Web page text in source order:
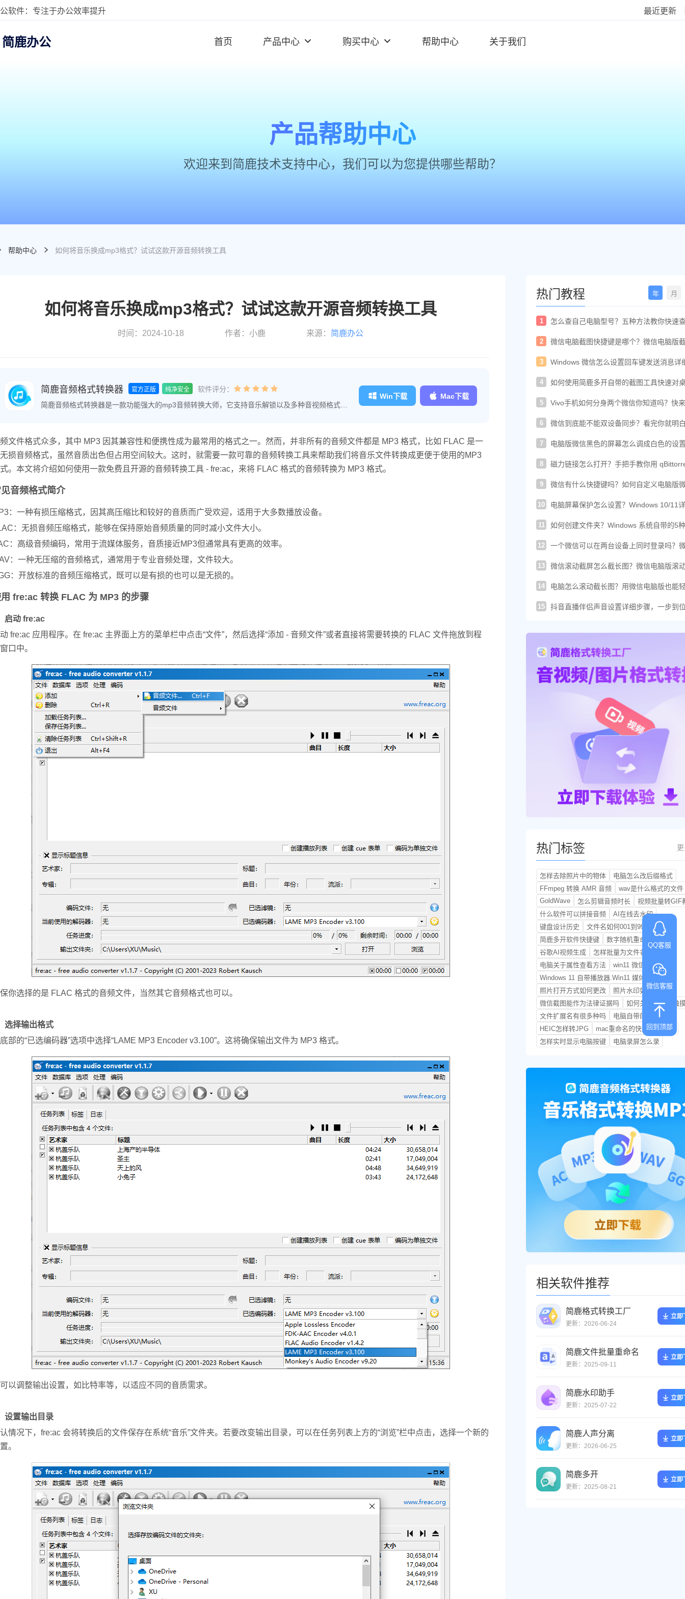
软件：专注于办公效率提升 最近更新
简鹿办公 首页 产品中心 购买中心 帮助中心 关于我们
产品帮助中心
欢迎来到简鹿技术支持中心，我们可以为您提供哪些帮助？
帮助中心 如何将音乐换成mp3格式？试试这款开源音频转换工具
如何将音乐换成mp3格式？试试这款开源音频转换工具
时间：2024-10-18 作者：小鹿 来源： 简鹿办公
简鹿音频格式转换器 官方正版 纯净安全
软件评分：
简鹿音频格式转换器是一款功能强大的mp3音频转换大师，它支持音乐解锁以及多种音视频格式之
Win下载 Mac下载
文件格式众多，其中 MP3 因其兼容性和便携性成为最常用的格式之一。然而，并非所有的音频文件都是 MP3 格式，比如 FLAC 是一
损音频格式，虽然音质出色但占用空间较大。这时，就需要一款可靠的音频转换工具来帮助我们将音乐文件转换成更便于使用的MP3
。本文将介绍如何使用一款免费且开源的音频转换工具 - fre:ac，来将 FLAC 格式的音频转换为 MP3 格式。
音频格式简介
：一种有损压缩格式，因其高压缩比和较好的音质而广受欢迎，适用于大多数播放设备。
：无损音频压缩格式，能够在保持原始音频质量的同时减小文件大小。
：高级音频编码，常用于流媒体服务，音质接近MP3但通常具有更高的效率。
：一种无压缩的音频格式，通常用于专业音频处理，文件较大。
：开放标准的音频压缩格式，既可以是有损的也可以是无损的。
fre:ac 转换 FLAC 为 MP3 的步骤
启动 fre:ac
fre:ac 应用程序。 在 fre:ac 主界面上方的菜单栏中点击“文件”，然后选择“添加 - 音频文件”或者直接将需要转换的 FLAC 文件拖放到程
口中。
你选择的是 FLAC 格式的音频文件，当然其它音频格式也可以。
选择输出格式
部的“已选编码器”选项中选择“LAME MP3 Encoder v3.100”。这将确保输出文件为 MP3 格式。
以调整输出设置，如比特率等，以适应不同的音质需求。
设置输出目录
情况下，fre:ac 会将转换后的文件保存在系统“音乐”文件夹。 若要改变输出目录，可以在任务列表上方的“浏览”栏中点击，选择一个新的
。
热门教程 年 月
1
怎么查自己电脑型号？五种方法教你快速
2
微信电脑截图快捷键是哪个？微信电脑版
3
Windows 微信怎么设置回车键发送消息详
4
如何使用简鹿多开自带的截图工具快速对
5
Vivo手机如何分身两个微信你知道吗？快
6
微信到底能不能双设备同步？看完你就明
7
电脑版微信黑色的屏幕怎么调成白色的设
8
磁力链接怎么打开？手把手教你用
9
微信有什么快捷键吗？如何自定义电脑版
10
电脑屏幕保护怎么设置？Windows 10/11
11
如何创建文件夹？Windows 系统自带的5
12
一个微信可以在两台设备上同时登录吗？
13
微信滚动截屏怎么截长图？微信电脑版滚
14
电脑怎么滚动截长图？用微信电脑版也能
15
抖音直播伴侣声音设置详细步骤，一步到
热门标签
怎样去除照片中的物体
电脑怎么改后缀格式
FFmpeg 转换 AMR 音频
wav是什么格式的文件
GoldWave
怎么剪辑音频时长
视频批量转GIF
什么软件可以拼接音频
AI在线去水印
键盘设计历史
文件名如何001到999
简鹿多开软件快捷键
数字随机重命名文件
谷歌AI视频生成
怎样批量为文件名添加前缀
电脑关于属性查看方法
win11 微信多开
Windows 11 自带播放器.Win11 媒体播放器
照片打开方式如何更改
照片水印如何去掉
微信截图能作为法律证据吗
如何关闭笔记本触
文件扩展名有很多种吗
电脑自带的录屏
HEIC怎样转JPG
mac重命名的快捷键是什么
怎样实时显示电脑按键
电脑录屏怎么录
相关软件推荐
简鹿格式转换工厂
更新：2026-06-24
立即
简鹿文件批量重命名
更新：2025-09-11
立即
简鹿水印助手
更新：2025-07-22
立即
简鹿人声分离
更新：2026-06-25
立即
简鹿多开
更新：2025-08-21
立即
QQ客服
微信客服
回到顶部